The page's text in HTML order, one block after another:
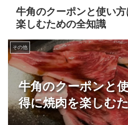
牛角のクーポンと使い
楽しむための全知識
牛角のクーポンと
得に焼肉を楽しむ
その他